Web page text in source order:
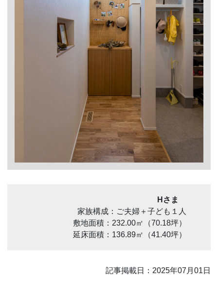
Hさま
家族構成：ご夫婦＋子ども１人
敷地面積：232.00㎡（70.18坪）
延床面積：136.89㎡（41.40坪）
記事掲載日：2025年07月01日